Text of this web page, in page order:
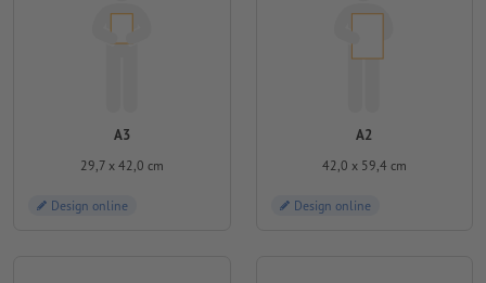
A3
29,7 x 42,0 cm
Design online
A2
42,0 x 59,4 cm
Design online